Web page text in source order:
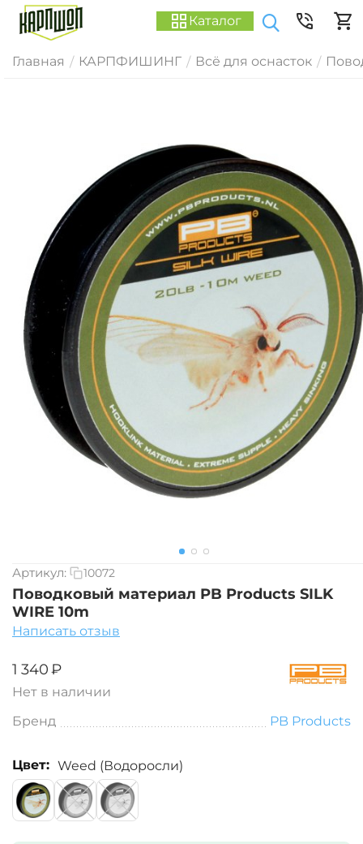
Каталог
Главная / КАРПФИШИНГ / Всё для оснасток /
Артикул: 10072
Поводковый материал PB Products SILK
WIRE 10m
Написать отзыв
‍1 340‍₽
Нет в наличии
Бренд
PB Products
Цвет: Weed (Водоросли)